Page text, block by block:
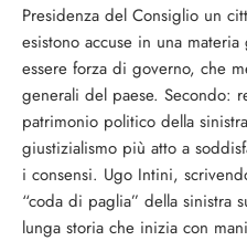
Presidenza del Consiglio un
esistono accuse in una
essere forza di governo, che
generali del paese. Secondo:
patrimonio politico della
giustizialismo più atto a
i consensi. Ugo Intini,
“coda di paglia” della sinistra
lunga storia che inizia con